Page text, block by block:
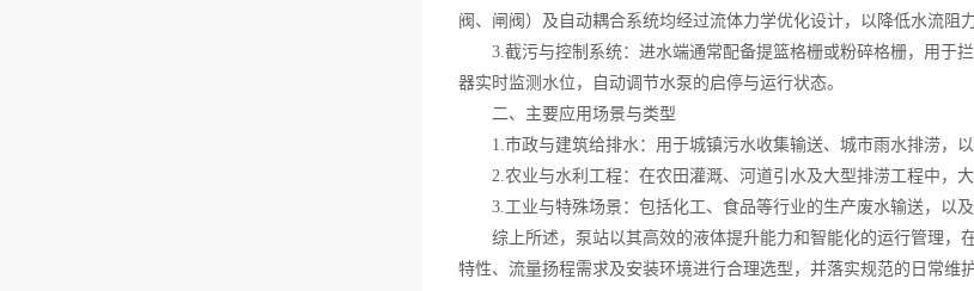
阀、闸阀）及自动耦合系统均经过流体力学优化设计，以降低水流阻
3.截污与控制系统：进水端通常配备提篮格栅或粉碎格栅，用于
器实时监测水位，自动调节水泵的启停与运行状态。
二、主要应用场景与类型
1.市政与建筑给排水：用于城镇污水收集输送、城市雨水排涝，以
2.农业与水利工程：在农田灌溉、河道引水及大型排涝工程中，大
3.工业与特殊场景：包括化工、食品等行业的生产废水输送，以及
综上所述，泵站以其高效的液体提升能力和智能化的运行管理，
特性、流量扬程需求及安装环境进行合理选型，并落实规范的日常维